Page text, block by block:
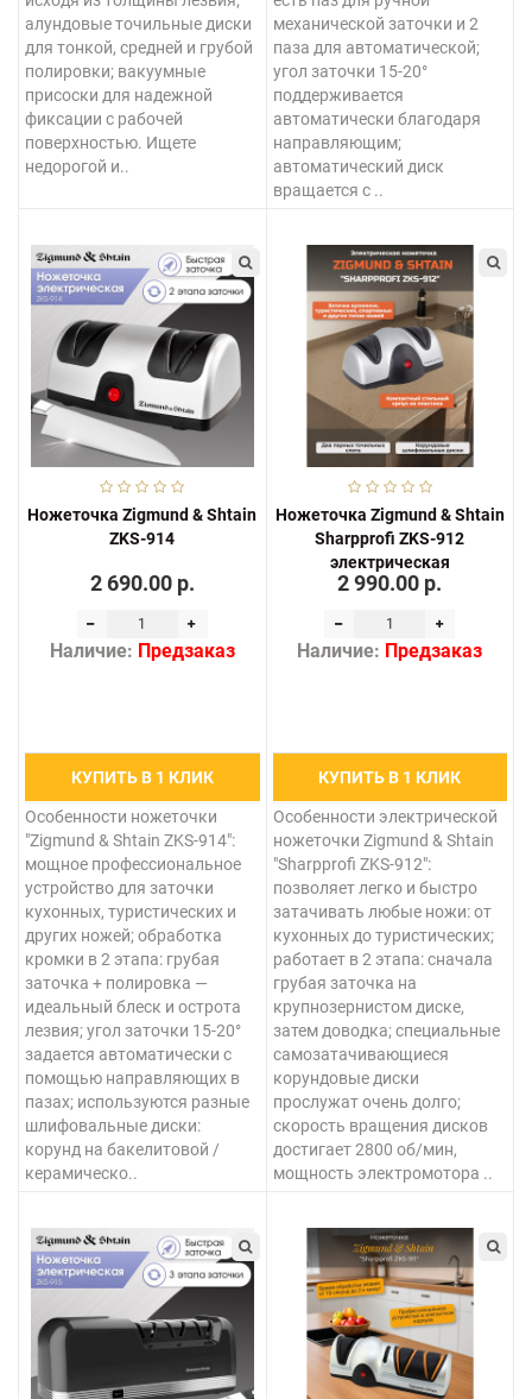
алундовые точильные диски
для тонкой, средней и грубой
полировки; вакуумные
присоски для надежной
фиксации с рабочей
поверхностью. Ищете
недорогой и..
механической заточки и 2
паза для автоматической;
угол заточки 15-20°
поддерживается
автоматически благодаря
направляющим;
автоматический диск
вращается с ..
Ножеточка Zigmund & Shtain
ZKS-914
2 690.00 р.
Наличие: Предзаказ
КУПИТЬ В 1 КЛИК
Особенности ножеточки
"Zigmund & Shtain ZKS-914":
мощное профессиональное
устройство для заточки
кухонных, туристических и
других ножей; обработка
кромки в 2 этапа: грубая
заточка + полировка —
идеальный блеск и острота
лезвия; угол заточки 15-20°
задается автоматически с
помощью направляющих в
пазах; используются разные
шлифовальные диски:
корунд на бакелитовой /
керамическо..
Ножеточка Zigmund & Shtain
Sharpprofi ZKS-912
электрическая
2 990.00 р.
Наличие: Предзаказ
КУПИТЬ В 1 КЛИК
Особенности электрической
ножеточки Zigmund & Shtain
"Sharpprofi ZKS-912":
позволяет легко и быстро
затачивать любые ножи: от
кухонных до туристических;
работает в 2 этапа: сначала
грубая заточка на
крупнозернистом диске,
затем доводка; специальные
самозатачивающиеся
корундовые диски
прослужат очень долго;
скорость вращения дисков
достигает 2800 об/мин,
мощность электромотора ..